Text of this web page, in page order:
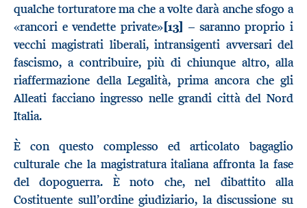
qualche torturatore ma che a volte darà anche sfogo a
«rancori e vendette private»[13] – saranno proprio i
vecchi magistrati liberali, intransigenti avversari del
fascismo, a contribuire, più di chiunque altro, alla
riaffermazione della Legalità, prima ancora che gli
Alleati facciano ingresso nelle grandi città del Nord
Italia.
È con questo complesso ed articolato bagaglio
culturale che la magistratura italiana affronta la fase
del dopoguerra. È noto che, nel dibattito alla
Costituente sull’ordine giudiziario, la discussione su